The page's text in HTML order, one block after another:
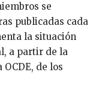
se
publicadas cada
la situación
a partir de la
de los